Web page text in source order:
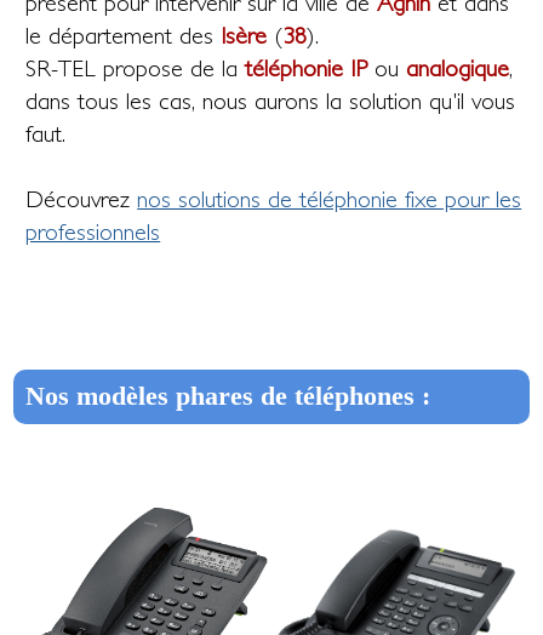
le département des Isère (38).
SR-TEL propose de latéléphonie IPou analogique,
dans tous les cas, nous aurons la solution qu'il vous
faut.
Découvrez nos solutions de téléphonie fixe pour les
professionnels
Nos modèles phares de téléphones :